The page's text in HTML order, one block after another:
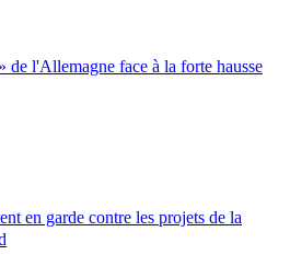
de l'Allemagne face à la forte hausse
en garde contre les projets de la